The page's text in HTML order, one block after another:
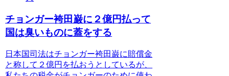
チョンガー袴田巌に２億円払って
国は臭いものに蓋をする
日本国司法はチョンガー袴田巌に賠償金
と称して２億円を払おうとしているが、